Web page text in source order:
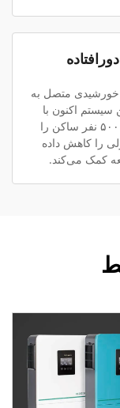
خورشیدی متصل به
اکنون با
حداقل نیاز به نگهداری کار می‌کند، بیش از ۵۰۰ نفر ساکن را
را کاهش داده
کمک می‌کند.